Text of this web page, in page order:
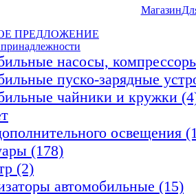
Магазин
ПРЕДЛОЖЕНИЕ
насосы,
пуско-зарядные
чайники и кружки
освещения
(178)
(2)
автомобильные (15)